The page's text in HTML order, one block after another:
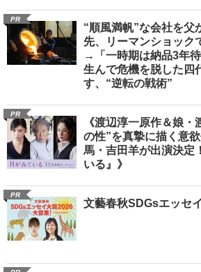
PR
“順風満帆”な会社を父
先、リーマンショック
→「一時期は納品3年
生んで危機を脱した四
す、“逆転の戦術”
PR
《渡辺淳一原作＆娘
の性”を真摯に描く意
馬・吉田羊が出演決定
いる』》
PR
文藝春秋SDGsエッセ